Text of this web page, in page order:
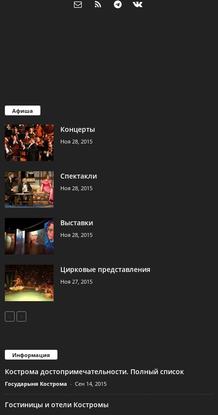
Афиша
Концерты
Ноя 28, 2015
Спектакли
Ноя 28, 2015
Выставки
Ноя 28, 2015
Цирковые представления
Ноя 27, 2015
Информация
Кострома достопримечательности. Полный список
Государыня Кострома - Сен 14, 2015
Гостиницы и отели Костромы